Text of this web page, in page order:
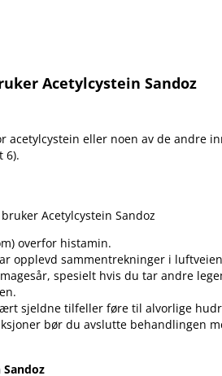
Acetylcystein Sandoz
acetylcystein eller noen av de andre
6).
Acetylcystein Sandoz
overfor histamin.
opplevd sammentrekninger i
spesielt hvis du tar andre
sjeldne tilfeller føre til alvorlige
bør du avslutte behandlingen